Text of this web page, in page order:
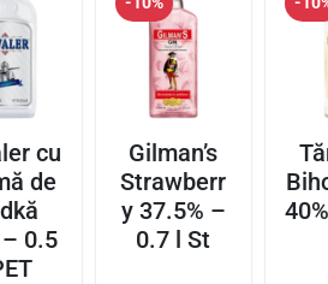
cu
de
– 0.5
Gilman’s
Strawberr
y 37.5% –
0.7 l St